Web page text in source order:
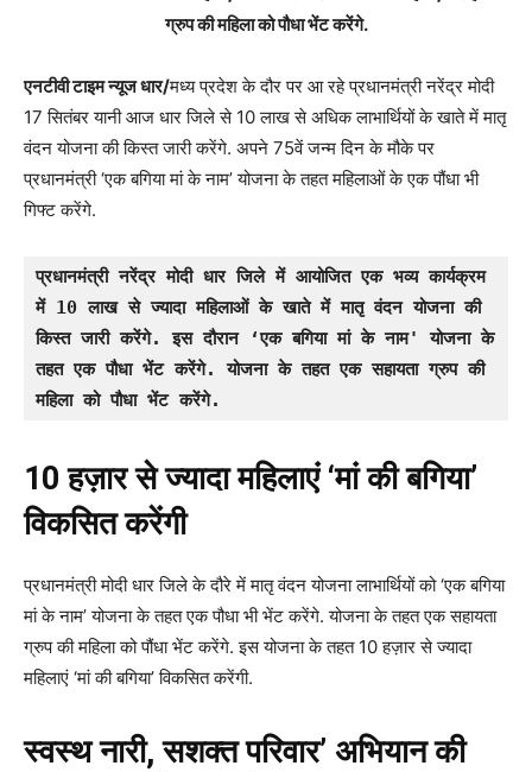
ग्रुप की महिला को पौधा भेंट करेंगे.
एनटीवी टाइम न्यूज धार/मध्य प्रदेश के दौर पर आ रहे प्रधानमंत्री नरेंद्र मोदी
17 सितंबर यानी आज धार जिले से 10 लाख से अधिक लाभार्थियों के खाते में मातृ
वंदन योजना की किस्त जारी करेंगे. अपने 75वें जन्म दिन के मौके पर
प्रधानमंत्री ‘एक बगिया मां के नाम’ योजना के तहत महिलाओं के एक पौंधा भी
गिफ्ट करेंगे.
प्रधानमंत्री नरेंद्र मोदी धार जिले में आयोजित एक भव्य कार्यक्रम
में 10 लाख से ज्यादा महिलाओं के खाते में मातृ वंदन योजना की
किस्त जारी करेंगे. इस दौरान ‘एक बगिया मां के नाम' योजना के
तहत एक पौधा भेंट करेंगे. योजना के तहत एक सहायता ग्रुप की
महिला को पौधा भेंट करेंगे.
10 हज़ार से ज्यादा महिलाएं ‘मां की बगिया’
विकसित करेंगी
प्रधानमंत्री मोदी धार जिले के दौरे में मातृ वंदन योजना लाभार्थियों को ‘एक बगिया
मां के नाम’ योजना के तहत एक पौधा भी भेंट करेंगे. योजना के तहत एक सहायता
ग्रुप की महिला को पौंधा भेंट करेंगे. इस योजना के तहत 10 हज़ार से ज्यादा
महिलाएं ‘मां की बगिया’ विकसित करेंगी.
स्वस्थ नारी, सशक्त परिवार’ अभियान की